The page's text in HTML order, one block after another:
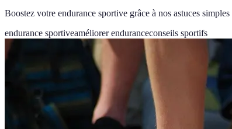
Boostez votre endurance sportive grâce à nos astuces
endurance sportiveaméliorer enduranceconseils sportifs